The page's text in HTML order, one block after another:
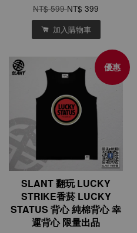
NT$ 599NT$ 399
加入購物車
優惠
SLANT 翻玩 LUCKY
STRIKE香菸 LUCKY
STATUS 背心 純棉背心 幸
運背心 限量出品